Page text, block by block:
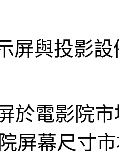
屏與投影
於電影院
屏幕尺寸